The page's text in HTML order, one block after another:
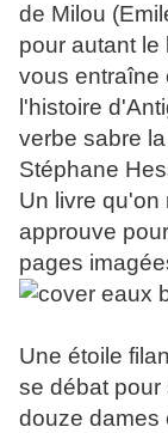
de Milou
pour autant le
vous entraîne
l'histoire
verbe sabre
Stéphane
Un livre qu'on
approuve
pages
Une étoile
se débat pour
douze dames